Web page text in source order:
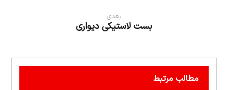
بعدی
بست لاستیکی دیواری
مطالب مرتبط